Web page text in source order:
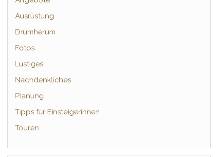
Ausrüstung
Drumherum
Fotos
Lustiges
Nachdenkliches
Planung
Tipps für Einsteigerinnen
Touren